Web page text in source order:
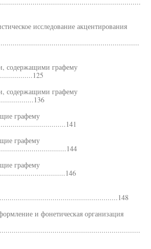
исследование акцентирования
содержащими графему
содержащими графему
графему
графему
графему
и фонетическая организация